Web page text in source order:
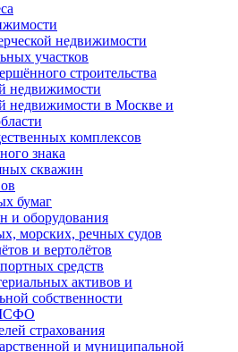
недвижимости
участков
строительства
недвижимости
недвижимости в Москве и
комплексов
знака
скважин
бумаг
и оборудования
морских, речных судов
и вертолётов
средств
активов и
собственности
страхования
и муниципальной